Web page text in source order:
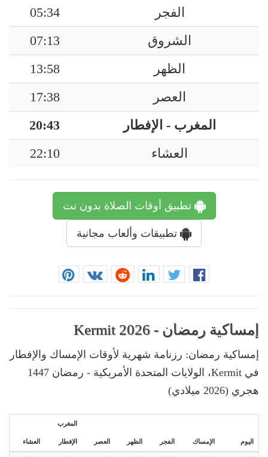
الفجر
05:34
الشروق
07:13
الظهر
13:58
العصر
17:38
المغرب - الإفطار
20:43
العشاء
22:10
تطبيق أوقات الصلاة بدون نت
تطبيقات وألعاب مجانية
إمساكية رمضان - Kermit 2026
إمساكية رمضان: رزنامة شهرية لأوقات الإمساك والإفطار
في Kermit، الولايات المتحدة الأمريكية - رمضان 1447
هجري (2026 ميلادي)
اليوم الإمساك الفجر الظهر العصر
المغرب
الإفطار العشاء